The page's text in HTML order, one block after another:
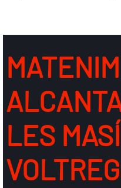
LES